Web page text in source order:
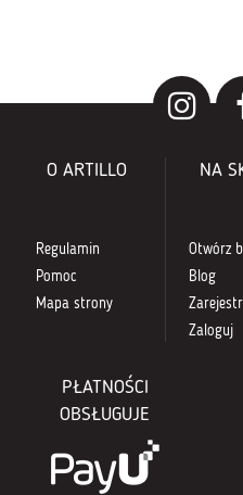
O ARTILLO
Regulamin
Pomoc
Mapa strony
NA
Otwórz
Blog
Zaloguj
PŁATNOŚCI
OBSŁUGUJE